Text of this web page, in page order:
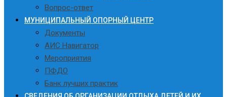
Вопрос-ответ
МУНИЦИПАЛЬНЫЙ ОПОРНЫЙ ЦЕНТР
Документы
АИС Навигатор
Мероприятия
ПФДО
Банк лучших практик